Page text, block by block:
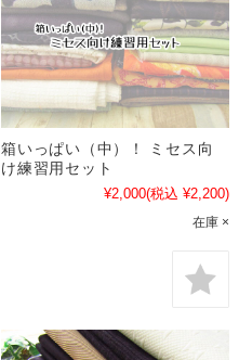
箱いっぱい（中）！ ミセス向
け練習用セット
¥2,000(税込 ¥2,200)
在庫 ×